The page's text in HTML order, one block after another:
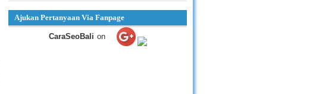
Ajukan Pertanyaan Via Fanpage
CaraSeoBali on